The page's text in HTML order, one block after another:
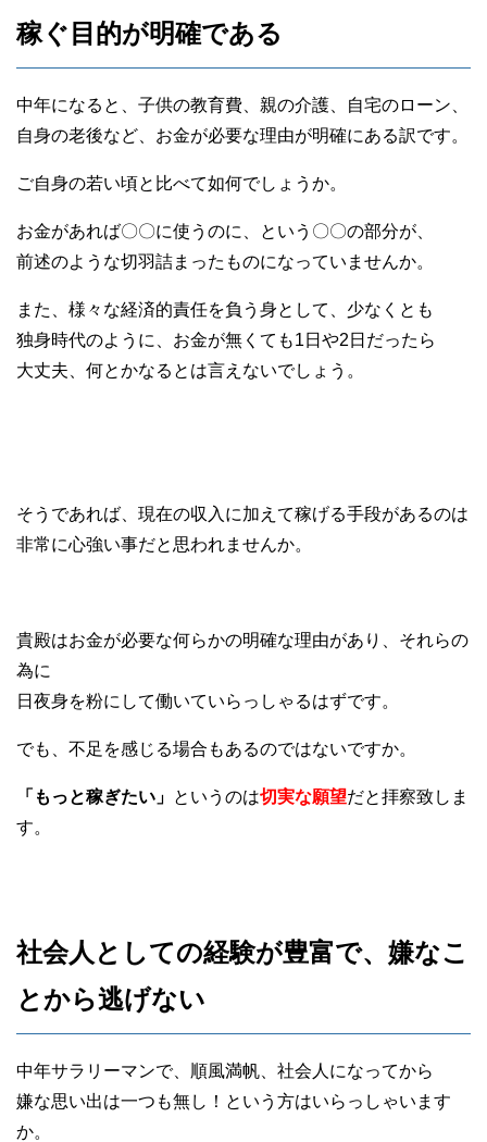
稼ぐ目的が明確である
中年になると、子供の教育費、親の介護、自宅のローン、
自身の老後など、お金が必要な理由が明確にある訳です。
ご自身の若い頃と比べて如何でしょうか。
お金があれば〇〇に使うのに、という〇〇の部分が、
前述のような切羽詰まったものになっていませんか。
また、様々な経済的責任を負う身として、少なくとも
独身時代のように、お金が無くても1日や2日だったら
大丈夫、何とかなるとは言えないでしょう。
そうであれば、現在の収入に加えて稼げる手段があるのは
非常に心強い事だと思われませんか。
貴殿はお金が必要な何らかの明確な理由があり、それらの
為に
日夜身を粉にして働いていらっしゃるはずです。
でも、不足を感じる場合もあるのではないですか。
「もっと稼ぎたい」 というのは切実な願望だと拝察致しま
す。
社会人としての経験が豊富で、嫌なこ
とから逃げない
中年サラリーマンで、順風満帆、社会人になってから
嫌な思い出は一つも無し！という方はいらっしゃいます
か。